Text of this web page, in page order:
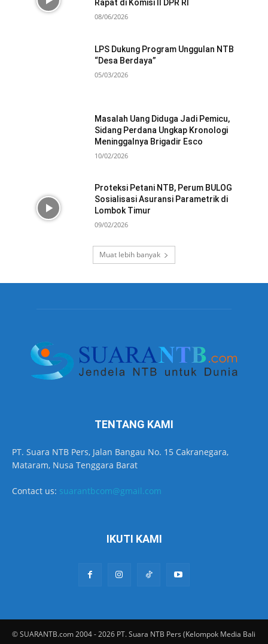
Rapat di Komisi II DPR RI
08/06/2026
LPS Dukung Program Unggulan NTB
“Desa Berdaya”
05/03/2026
Masalah Uang Diduga Jadi Pemicu,
Sidang Perdana Ungkap Kronologi
Meninggalnya Brigadir Esco
10/02/2026
Proteksi Petani NTB, Perum BULOG
Sosialisasi Asuransi Parametrik di
Lombok Timur
09/02/2026
Muat lebih banyak
TENTANG KAMI
PT. Suara NTB Pers, Jalan Bangau No. 15 Cakranegara,
Mataram, Nusa Tenggara Barat
Contact us: suarantbcom@gmail.com
IKUTI KAMI
© SUARANTB.com 2004 - 2026 PT. Suara NTB Pers (Kelompok Media Bali